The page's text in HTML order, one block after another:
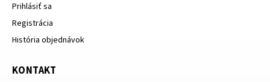
Prihlásiť sa
Registrácia
História objednávok
KONTAKT